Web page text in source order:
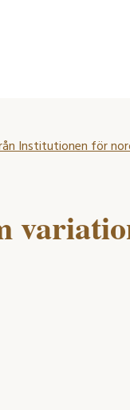
Institutionen för